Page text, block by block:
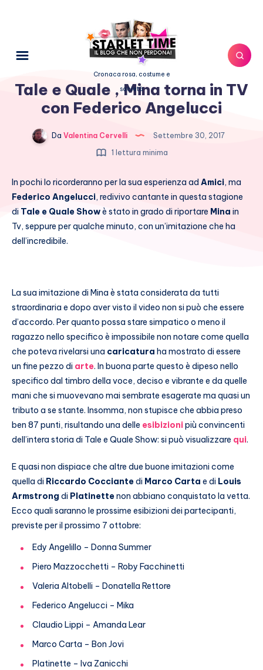
Cronaca rosa, costume e
società
Tale e Quale , Mina torna in TV
con Federico Angelucci
Da Valentina Cervelli
Settembre 30, 2017
1 lettura minima
In pochi lo ricorderanno per la sua esperienza ad Amici, ma
Federico Angelucci, redivivo cantante in questa stagione
di Tale e Quale Showè stato in grado di riportare Mina in
Tv, seppure per qualche minuto, con un’imitazione che ha
dell’incredibile.
La sua imitazione di Mina è stata considerata da tutti
straordinaria e dopo aver visto il video non si può che essere
d’accordo. Per quanto possa stare simpatico o meno il
ragazzo nello specifico è impossibile non notare come quella
che poteva rivelarsi una caricatura ha mostrato di essere
un fine pezzo di arte. In buona parte questo è dipeso nello
specifico dal timbro della voce, deciso e vibrante e da quelle
mani che si muovevano mai sembrate esagerate ma quasi un
tributo a se stante. Insomma, non stupisce che abbia preso
ben 87 punti, risultando una delle esibizionipiù convincenti
dell’intera storia di Tale e Quale Show: si può visualizzare qui.
E quasi non dispiace che altre due buone imitazioni come
quella di Riccardo Cocciantedi Marco Carta e di Louis
Armstrong di Platinettenon abbiano conquistato la vetta.
Ecco quali saranno le prossime esibizioni dei partecipanti,
previste per il prossimo 7 ottobre:
Edy Angelillo – Donna Summer
Piero Mazzocchetti – Roby Facchinetti
Valeria Altobelli – Donatella Rettore
Federico Angelucci – Mika
Claudio Lippi – Amanda Lear
Marco Carta – Bon Jovi
Platinette – Iva Zanicchi